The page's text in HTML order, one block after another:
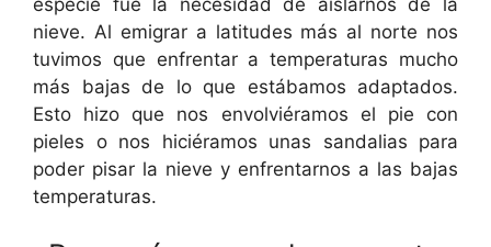
nieve. Al emigrar a latitudes más al norte nos
tuvimos que enfrentar a temperaturas mucho
más bajas de lo que estábamos adaptados.
Esto hizo que nos envolviéramos el pie con
pieles o nos hiciéramos unas sandalias para
poder pisar la nieve y enfrentarnos a las bajas
temperaturas.